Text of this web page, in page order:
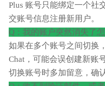
Plus 账号只能绑定一个社
交账号信息注册新用户。
Q：我的账户突然消失了
如果在多个账号之间切换
Chat，可能会误创建新账
切换账号时多加留意，确